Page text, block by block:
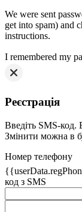
We were sent
get into spam) and
instructions.
I remembered my
Реєстрація
Введіть SMS-код.
Змінити можна в
Номер телефону
код з SMS